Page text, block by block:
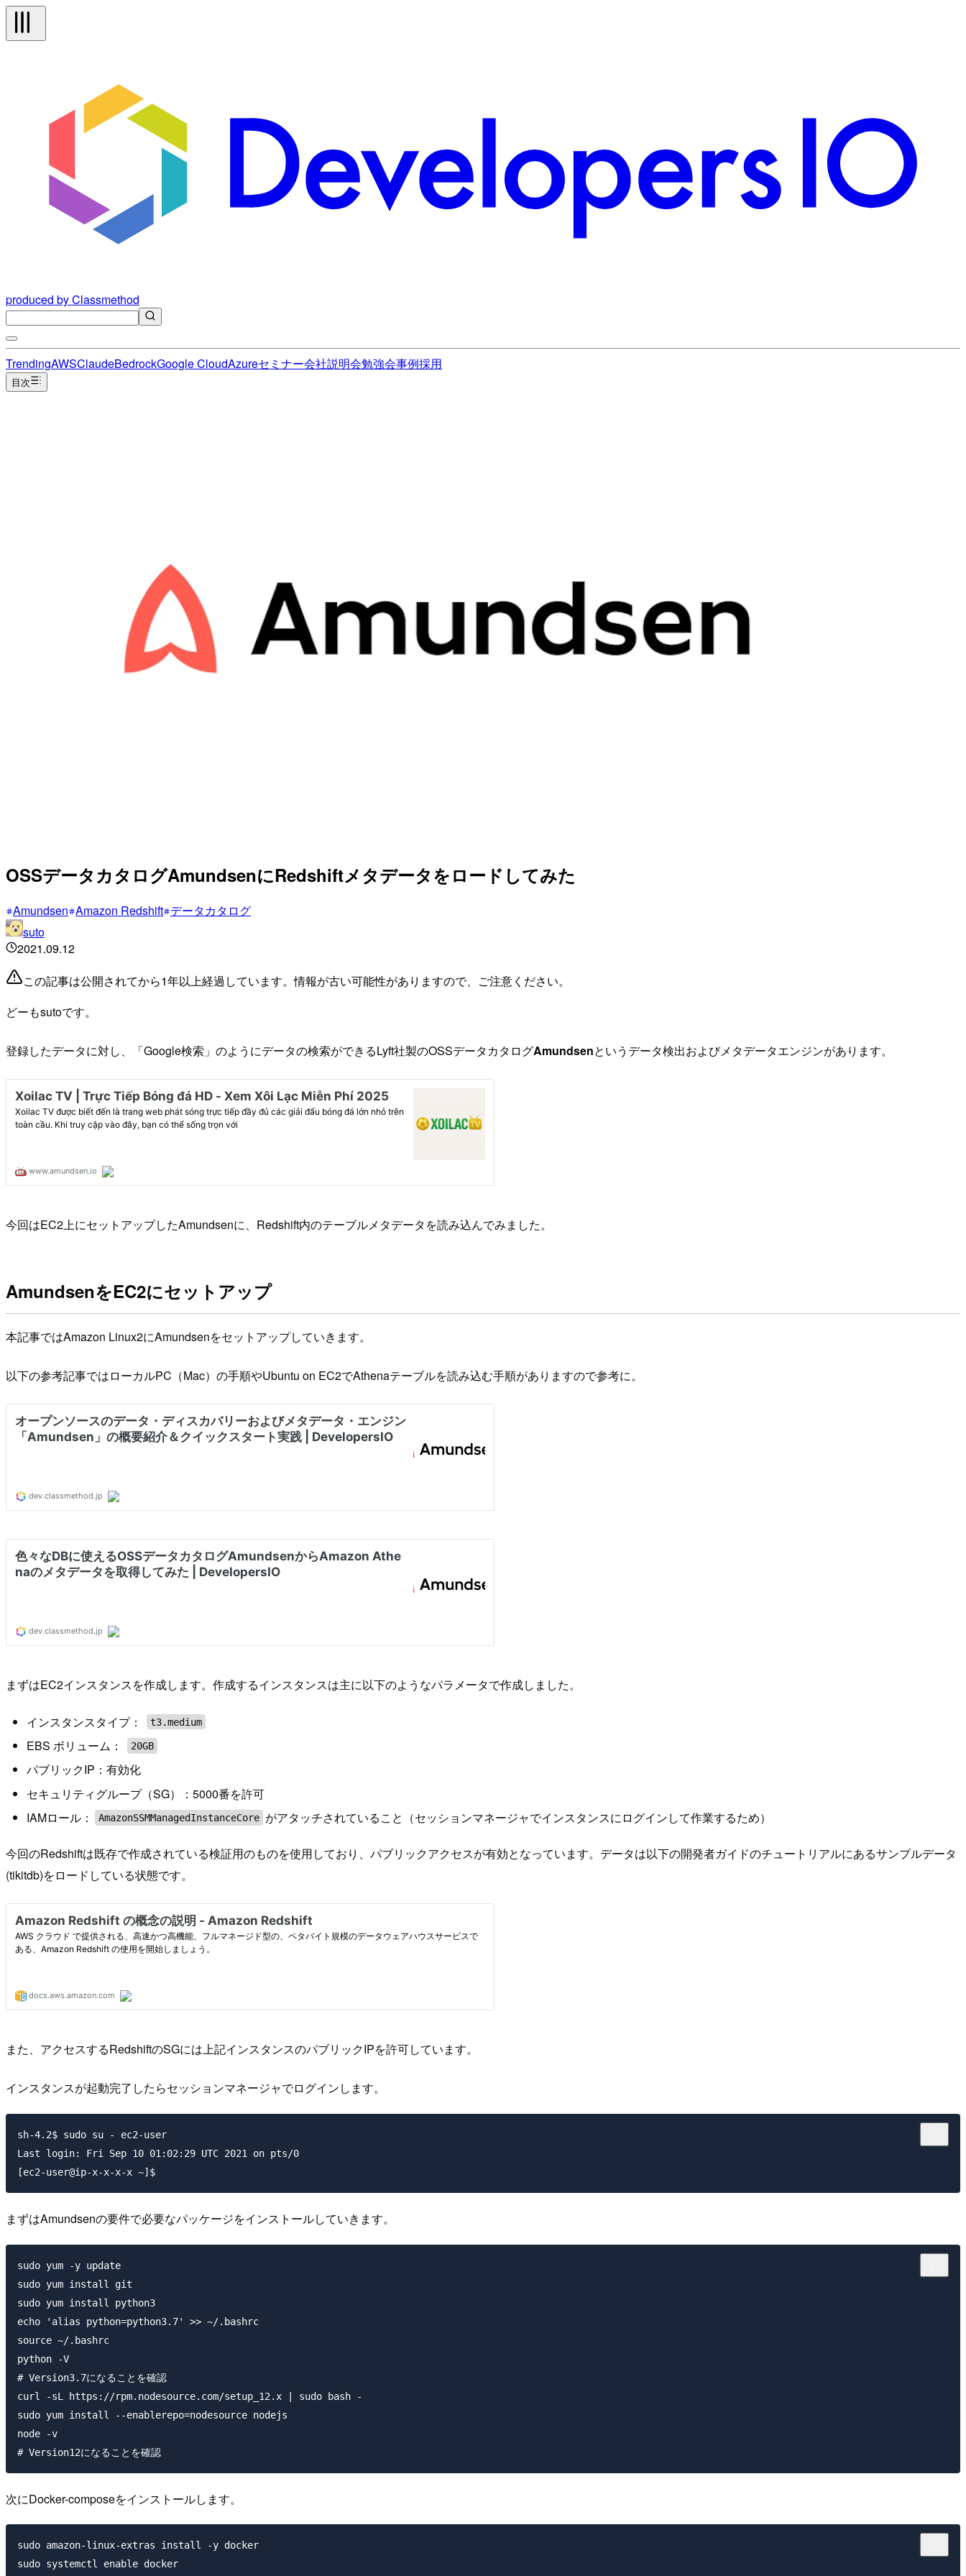
produced by Classmethod
TrendingAWSClaudeBedrockGoogle CloudAzureセミナー会社説明会勉強会事例採用
目次
OSSデータカタログAmundsenにRedshiftメタデータをロードしてみた
Amundsen Amazon Redshift データカタログ
suto
2021.09.12
この記事は公開されてから1年以上経過しています。情報が古い可能性がありますので、ご注意ください。
どーもsutoです。
登録したデータに対し、「Google検索」のようにデータの検索ができるLyft社製のOSSデータカタログAmundsenというデータ検出およびメタデータエンジンがあります。
今回はEC2上にセットアップしたAmundsenに、Redshift内のテーブルメタデータを読み込んでみました。
AmundsenをEC2にセットアップ
本記事ではAmazon Linux2にAmundsenをセットアップしていきます。
以下の参考記事ではローカルPC（Mac）の手順やUbuntu on EC2でAthenaテーブルを読み込む手順がありますので参考に。
まずはEC2インスタンスを作成します。作成するインスタンスは主に以下のようなパラメータで作成しました。
インスタンスタイプ： t3.medium
EBS ボリューム： 20GB
パブリックIP：有効化
セキュリティグループ（SG）：5000番を許可
IAMロール：
AmazonSSMManagedInstanceCore がアタッチされていること（セッションマネージャでインスタンスにログインして作業するため）
今回のRedshiftは既存で作成されている検証用のものを使用しており、パブリックアクセスが有効となっています。データは以下の開発者ガイドのチュートリアルにあるサンプルデータ
(tikitdb)をロードしている状態です。
また、アクセスするRedshiftのSGには上記インスタンスのパブリックIPを許可しています。
インスタンスが起動完了したらセッションマネージャでログインします。
sh-4.2$ sudo su - ec2-user
Last login: Fri Sep 10 01:02:29 UTC 2021 on pts/0
まずはAmundsenの要件で必要なパッケージをインストールしていきます。
sudo yum -y update
sudo yum install git
sudo yum install python3
echo 'alias python=python3.7' >> ~/.bashrc
source ~/.bashrc
python -V
# Version3.7になることを確認
curl -sL https://rpm.nodesource.com/setup_12.x | sudo bash -
sudo yum install --enablerepo=nodesource nodejs
node -v
次にDocker-composeをインストールします。
sudo amazon-linux-extras install -y docker
sudo systemctl enable docker